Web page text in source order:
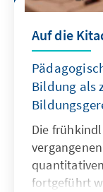
Auf die
Bildung als
Die
fortgeführt